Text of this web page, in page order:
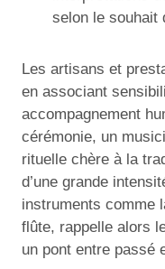
selon le souhait
Les artisans et
en associant
accompagnement
cérémonie, un
rituelle chère à la
d’une grande
instruments comme
flûte, rappelle alors
un pont entre passé